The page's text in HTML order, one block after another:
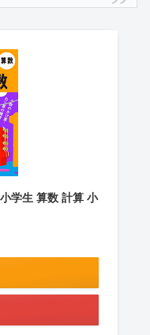
学生 算数 計算 小